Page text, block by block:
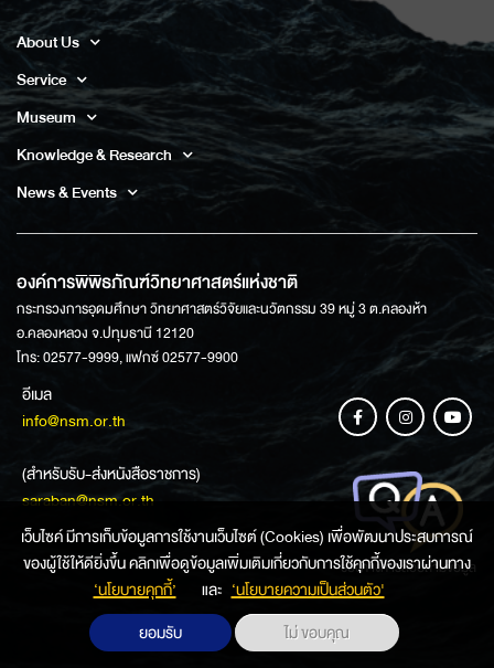
About Us
Service
Museum
Knowledge & Research
News & Events
องค์การพิพิธภัณฑ์วิทยาศาสตร์แห่งชาติ
กระทรวงการอุดมศึกษา วิทยาศาสตร์วิจัยและนวัตกรรม 39 หมู่ 3 ต.คลองห้า
อ.คลองหลวง จ.ปทุมธานี 12120
โทร: 02577-9999, แฟกซ์ 02577-9900
อีเมล
info@nsm.or.th
(สำหรับรับ-ส่งหนังสือราชการ)
saraban@nsm.or.th
ช่องทางการสอบถามข้อมูล
เว็บไซค์ มีการเก็บข้อมูลการใช้งานเว็บไซต์ (Cookies) เพื่อพัฒนาประสบการณ์
ของผู้ใช้ให้ดียิ่งขึ้น คลิกเพื่อดูข้อมูลเพิ่มเติมเกี่ยวกับการใช้คุกกี้ของเราผ่านทาง
‘นโยบายคุกกี้’
และ ‘นโยบายความเป็นส่วนตัว'
ยอมรับ
ไม่ ขอบคุณ